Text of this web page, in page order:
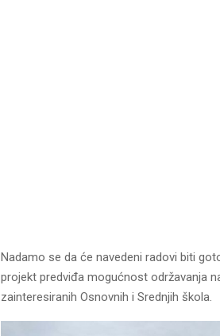
Nadamo se da će navedeni radovi biti
projekt predviđa mogućnost održavanja
zainteresiranih Osnovnih i Srednjih škola.